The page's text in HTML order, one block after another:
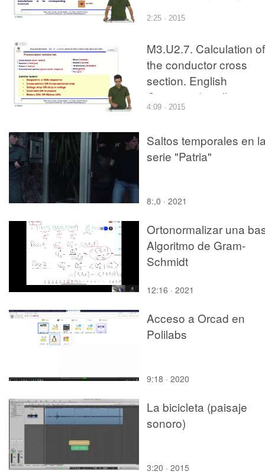
2:25 · 2015
M3.U2.7. Calculation of
the conductor cross
section. English
Grammar / spelling
revision
4:09 · 2015
Saltos temporales en
serie "Patria"
8:,0 · 2021
Ortonormalizar una
Algoritmo de Gram-
Schmidt
12:16 · 2021
Acceso a Orcad en
Polilabs
9:18 · 2020
La bicicleta (paisaje
sonoro)
3:20 · 2015